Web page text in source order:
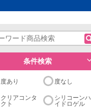
条件検索
度あり 度なし
クリアコンタ
クト
シリコーンハ
イドロゲル